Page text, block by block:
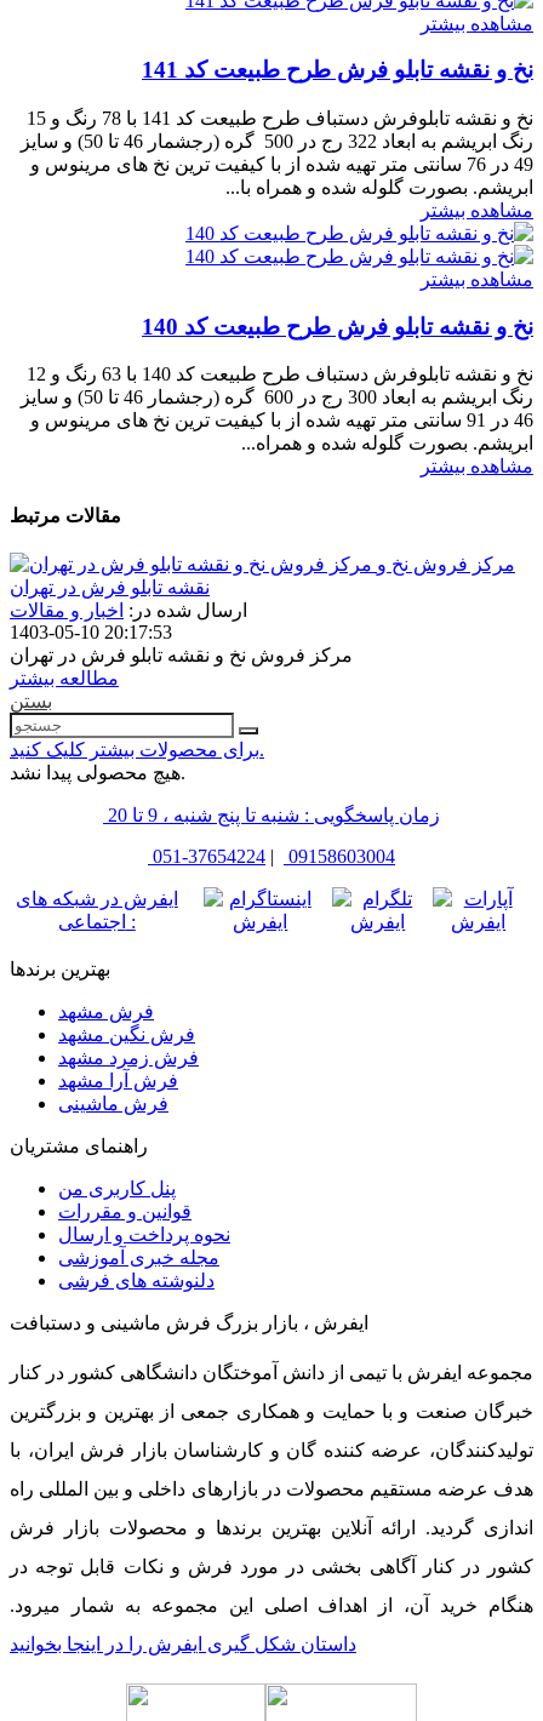
مشاهده بیشتر
نخ و نقشه تابلو فرش طرح طبیعت کد 141
نخ و نقشه تابلوفرش دستباف طرح طبیعت کد 141 با 78 رنگ و 15
رنگ ابریشم به ابعاد 322 رج در 500 گره (رجشمار 46 تا 50) و سایز
49 در 76 سانتی متر تهیه شده از با کیفیت ترین نخ های مرینوس و
ابریشم. بصورت گلوله شده و همراه با...
مشاهده بیشتر
مشاهده بیشتر
نخ و نقشه تابلو فرش طرح طبیعت کد 140
نخ و نقشه تابلوفرش دستباف طرح طبیعت کد 140 با 63 رنگ و 12
رنگ ابریشم به ابعاد 300 رج در 600 گره (رجشمار 46 تا 50) و سایز
46 در 91 سانتی متر تهیه شده از با کیفیت ترین نخ های مرینوس و
ابریشم. بصورت گلوله شده و همراه...
مشاهده بیشتر
مقالات مرتبط
مرکز فروش نخ و
نقشه تابلو فرش در تهران
ارسال شده در: اخبار و مقالات
1403-05-10 20:17:53
مرکز فروش نخ و نقشه تابلو فرش در تهران
مطالعه بیشتر
بستن
برای محصولات بیشتر کلیک کنید.
هیچ محصولی پیدا نشد.
زمان پاسخگویی : شنبه تا پنج شنبه ، 9 تا 20
051-37654224 | 09158603004
ایفرش در شبکه های
اجتماعی :
بهترین برندها
فرش مشهد
فرش نگین مشهد
فرش زمرد مشهد
فرش آرا مشهد
فرش ماشینی
راهنمای مشتریان
پنل کاربری من
قوانین و مقررات
نحوه پرداخت و ارسال
مجله خبری آموزشی
دلنوشته های فرشی
ایفرش ، بازار بزرگ فرش ماشینی و دستبافت
مجموعه ایفرش با تیمی از دانش آموختگان دانشگاهی کشور در کنار
خبرگان صنعت و با حمایت و همکاری جمعی از بهترین و بزرگترین
تولیدکنندگان، عرضه کننده گان و کارشناسان بازار فرش ایران، با
هدف عرضه مستقیم محصولات در بازارهای داخلی و بین المللی راه
اندازی گردید. ارائه آنلاین بهترین برندها و محصولات بازار فرش
کشور در کنار آگاهی بخشی در مورد فرش و نکات قابل توجه در
هنگام خرید آن، از اهداف اصلی این مجموعه به شمار میرود.
داستان شکل گیری ایفرش را در اینجا بخوانید